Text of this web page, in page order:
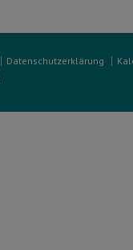
Datenschutzerklärung